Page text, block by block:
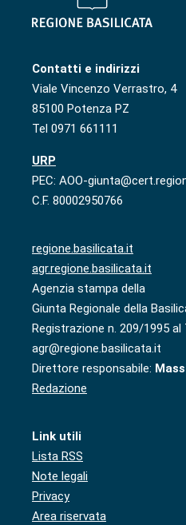
Contatti e indirizzi
Viale Vincenzo Verrastro, 4
85100 Potenza PZ
Tel 0971 661111
URP
PEC: AOO-
C.F. 80002950766
regione.basilicata.it
agr.regione.basilicata.it
Agenzia stampa della
Giunta Regionale della
Registrazione n. 209/1995
agr@regione.basilicata.it
Direttore responsabile:
Redazione
Link utili
Lista RSS
Note legali
Privacy
Area riservata